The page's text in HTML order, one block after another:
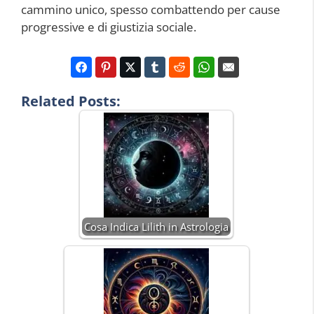
cammino unico, spesso combattendo per cause
progressive e di giustizia sociale.
Related Posts:
Cosa Indica Lilith in Astrologia